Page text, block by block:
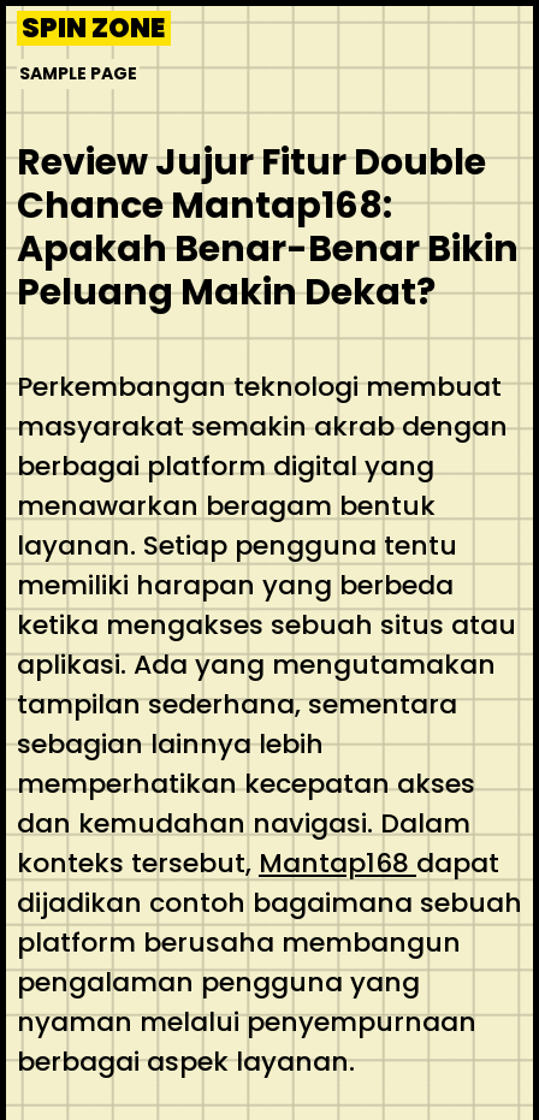
Skip
to
content
SPIN ZONE
SAMPLE PAGE
Review Jujur Fitur Double
Chance Mantap168:
Apakah Benar-Benar Bikin
Peluang Makin Dekat?
Perkembangan teknologi membuat
masyarakat semakin akrab dengan
berbagai platform digital yang
menawarkan beragam bentuk
layanan. Setiap pengguna tentu
memiliki harapan yang berbeda
ketika mengakses sebuah situs atau
aplikasi. Ada yang mengutamakan
tampilan sederhana, sementara
sebagian lainnya lebih
memperhatikan kecepatan akses
dan kemudahan navigasi. Dalam
konteks tersebut, Mantap168 dapat
dijadikan contoh bagaimana sebuah
platform berusaha membangun
pengalaman pengguna yang
nyaman melalui penyempurnaan
berbagai aspek layanan.